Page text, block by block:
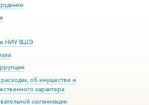
в НИУ ВШЭ
об имуществе и
характера
организации